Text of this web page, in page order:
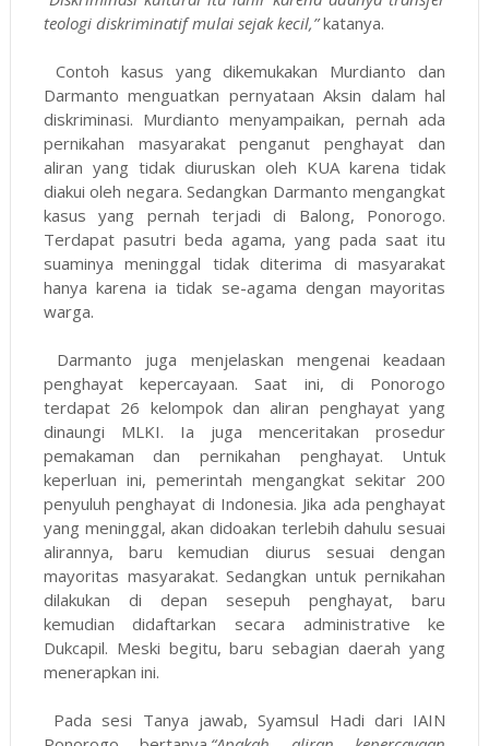
teologi diskriminatif mulai sejak kecil,”katanya.
Contoh kasus yang dikemukakan Murdianto dan
Darmanto menguatkan pernyataan Aksin dalam hal
diskriminasi. Murdianto menyampaikan, pernah ada
pernikahan masyarakat penganut penghayat dan
aliran yang tidak diuruskan oleh KUA karena tidak
diakui oleh negara. Sedangkan Darmanto mengangkat
kasus yang pernah terjadi di Balong, Ponorogo.
Terdapat pasutri beda agama, yang pada saat itu
suaminya meninggal tidak diterima di masyarakat
hanya karena ia tidak se-agama dengan mayoritas
warga.
Darmanto juga menjelaskan mengenai keadaan
penghayat kepercayaan. Saat ini, di Ponorogo
terdapat 26 kelompok dan aliran penghayat yang
dinaungi MLKI. Ia juga menceritakan prosedur
pemakaman dan pernikahan penghayat. Untuk
keperluan ini, pemerintah mengangkat sekitar 200
penyuluh penghayat di Indonesia. Jika ada penghayat
yang meninggal, akan didoakan terlebih dahulu sesuai
alirannya, baru kemudian diurus sesuai dengan
mayoritas masyarakat. Sedangkan untuk pernikahan
dilakukan di depan sesepuh penghayat, baru
kemudian didaftarkan secara administrative ke
Dukcapil. Meski begitu, baru sebagian daerah yang
menerapkan ini.
Pada sesi Tanya jawab, Syamsul Hadi dari IAIN